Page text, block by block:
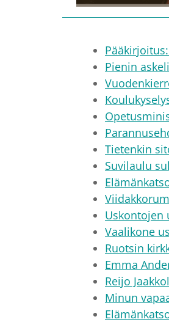
Pienin
Tietenkin
Suvilaulu
Uskontojen
Vaalikone
Ruotsin
Emma
Reijo
Minun